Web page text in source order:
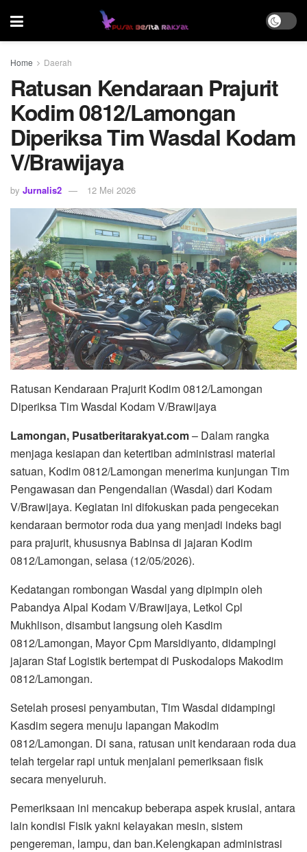
Home Daerah
Ratusan Kendaraan Prajurit
Kodim 0812/Lamongan
Diperiksa Tim Wasdal Kodam
V/Brawijaya
by Jurnalis2 12 Mei 2026
Ratusan Kendaraan Prajurit Kodim 0812/Lamongan
Diperiksa Tim Wasdal Kodam V/Brawijaya
Lamongan, Pusatberitarakyat.com– Dalam rangka
menjaga kesiapan dan ketertiban administrasi material
satuan, Kodim 0812/Lamongan menerima kunjungan Tim
Pengawasan dan Pengendalian (Wasdal) dari Kodam
V/Brawijaya. Kegiatan ini difokuskan pada pengecekan
kendaraan bermotor roda dua yang menjadi indeks bagi
para prajurit, khususnya Babinsa di jajaran Kodim
0812/Lamongan, selasa (12/05/2026).
​Kedatangan rombongan Wasdal yang dipimpin oleh
Pabandya Alpal Kodam V/Brawijaya, Letkol Cpl
Mukhlison, disambut langsung oleh Kasdim
0812/Lamongan, Mayor Cpm Marsidiyanto, didampingi
jajaran Staf Logistik bertempat di Puskodalops Makodim
0812/Lamongan.
​Setelah prosesi penyambutan, Tim Wasdal didampingi
Kasdim segera menuju lapangan Makodim
0812/Lamongan. Di sana, ratusan unit kendaraan roda dua
telah tergelar rapi untuk menjalani pemeriksaan fisik
secara menyeluruh.
​Pemeriksaan ini mencakup beberapa aspek krusial, antara
lain kondisi Fisik yakni kelayakan mesin, sistem
pengereman, lampu, dan ban.​Kelengkapan administrasi